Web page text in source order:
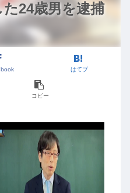
24歳男を逮捕
はてブ
コピー